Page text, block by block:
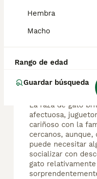
Hembra
Macho
Rango de edad
Guardar búsqueda
¿Cómo es la
un gato
corto?
La raza de gato
afectuosa,
cariñoso con la
cercanos, aunque,
puede necesitar
socializar con
gato